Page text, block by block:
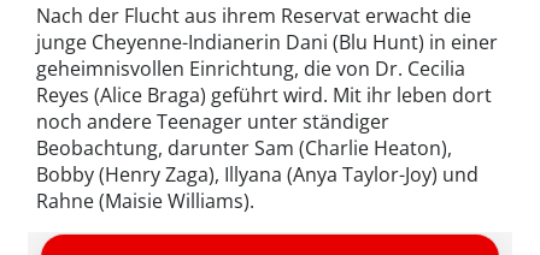
Nach der Flucht aus ihrem Reservat erwacht die
junge Cheyenne-Indianerin Dani (Blu Hunt) in einer
geheimnisvollen Einrichtung, die von Dr. Cecilia
Reyes (Alice Braga) geführt wird. Mit ihr leben dort
noch andere Teenager unter ständiger
Beobachtung, darunter Sam (Charlie Heaton),
Bobby (Henry Zaga), Illyana (Anya Taylor-Joy) und
Rahne (Maisie Williams).